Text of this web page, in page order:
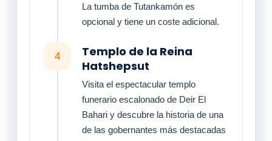
La tumba de Tutankamón es
opcional y tiene un coste adicional.
4
Templo de la Reina
Hatshepsut
Visita el espectacular templo
funerario escalonado de Deir El
Bahari y descubre la historia de una
de las gobernantes más destacadas